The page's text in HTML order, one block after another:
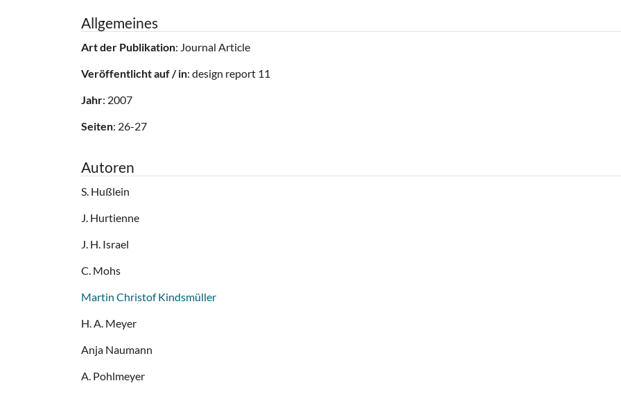
Allgemeines
Art der Publikation: Journal Article
Veröffentlicht auf / in: design report 11
Jahr: 2007
Seiten: 26-27
Autoren
S. Hußlein
J. Hurtienne
J. H. Israel
C. Mohs
Martin Christof Kindsmüller
H. A. Meyer
Anja Naumann
A. Pohlmeyer